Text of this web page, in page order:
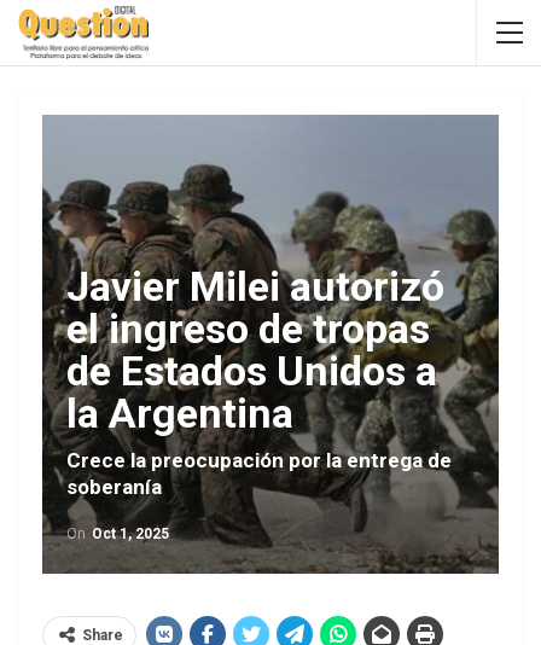
Javier Milei autorizó
el ingreso de tropas
de Estados Unidos a
la Argentina
Crece la preocupación por la entrega de
soberanía
On Oct 1, 2025
Share